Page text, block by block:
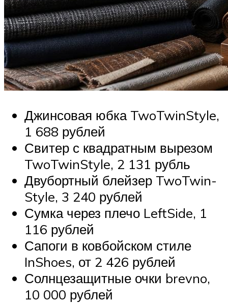
Джинсовая юбка TwoTwin­Style,
1 688 рублей
Свитер с квадратным вырезом
TwoTwin­Style, 2 131 рубль
Двубортный блейзер TwoTwin­
Style, 3 240 рублей
Сумка через плечо Left­Side, 1
116 рублей
Сапоги в ковбойском стиле
InShoes, от 2 426 рублей
Солнцезащитные очки brevno,
10 000 рублей